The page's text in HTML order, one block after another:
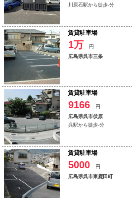
川原石駅から徒歩-分
賃貸駐車場
1万
円
広島県呉市三条
賃貸駐車場
9166
円
広島県呉市伏原
呉駅から徒歩-分
賃貸駐車場
5000
円
広島県呉市東鹿田町